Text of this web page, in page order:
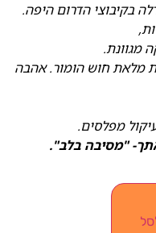
בקיבוצי הדרום היפה.
מגוונת.
מלאת חוש הומור. אהבה
"מסיבה בלב".